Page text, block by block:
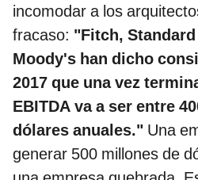
incomodar a los
fracaso: "Fitch,
Moody's han dicho
2017 que una vez
EBITDA va a ser entre
dólares anuales." Una
generar 500 millones de